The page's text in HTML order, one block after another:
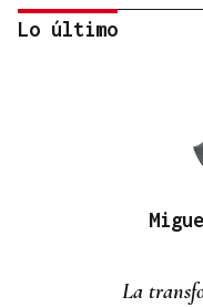
Lo último
La